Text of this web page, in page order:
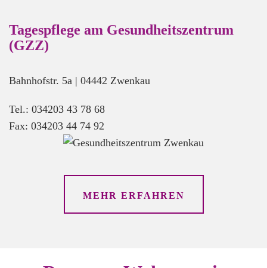
Tagespflege am Gesundheitszentrum
(GZZ)
Bahnhofstr. 5a | 04442 Zwenkau
Tel.: 034203 43 78 68
Fax: 034203 44 74 92
MEHR ERFAHREN